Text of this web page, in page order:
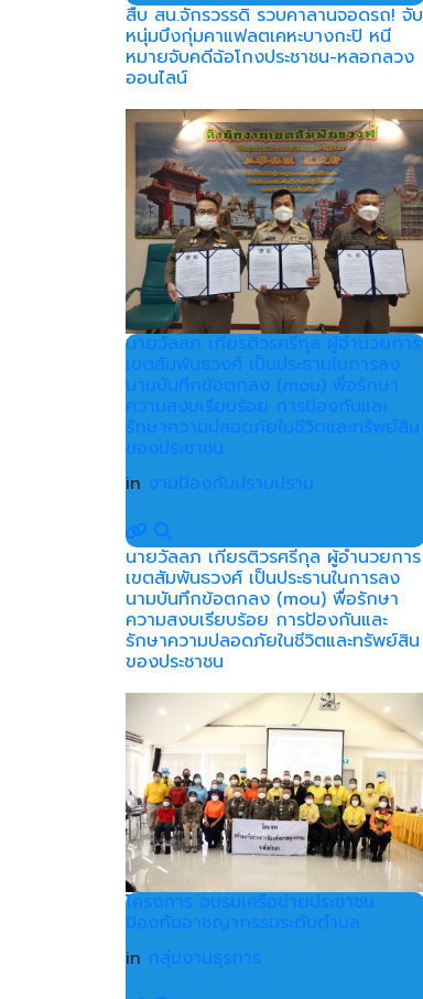
สืบ สน.จักรวรรดิ รวบคาลานจอดรถ! จับ
หนุ่มบึงกุ่มคาแฟลตเคหะบางกะปิ หนี
หมายจับคดีฉ้อโกงประชาชน-หลอกลวง
ออนไลน์
นายวัลลภ เกียรติวรศรีกุล ผู้อำนวยการ
เขตสัมพันธวงศ์ เป็นประธานในการลง
นามบันทึกข้อตกลง (mou) พื่อรักษา
ความสงบเรียบร้อย การป้องกันและ
รักษาความปลอดภัยในชีวิตและทรัพย์สิน
ของประชาชน
in งานป้องกันปราบปราม
นายวัลลภ เกียรติวรศรีกุล ผู้อำนวยการ
เขตสัมพันธวงศ์ เป็นประธานในการลง
นามบันทึกข้อตกลง (mou) พื่อรักษา
ความสงบเรียบร้อย การป้องกันและ
รักษาความปลอดภัยในชีวิตและทรัพย์สิน
ของประชาชน
โครงการ อบรมเครือข่ายประชาชน
ป้องกันอาชญากรรมระดับตำบล
in กลุ่มงานธุรการ